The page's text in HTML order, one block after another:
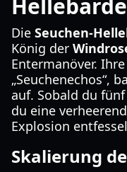
Hellebarde
Die Seuchen-
König der
Entermanöver.
„Seuchenechos“,
auf. Sobald du
du eine
Explosion
Skalierung